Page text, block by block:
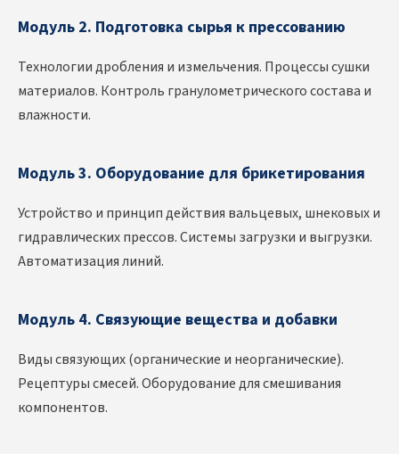
Модуль 2. Подготовка сырья к прессованию
Технологии дробления и измельчения. Процессы сушки
материалов. Контроль гранулометрического состава и
влажности.
Модуль 3. Оборудование для брикетирования
Устройство и принцип действия вальцевых, шнековых и
гидравлических прессов. Системы загрузки и выгрузки.
Автоматизация линий.
Модуль 4. Связующие вещества и добавки
Виды связующих (органические и неорганические).
Рецептуры смесей. Оборудование для смешивания
компонентов.